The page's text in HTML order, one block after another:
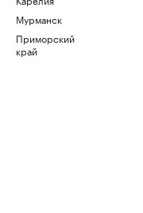
Мурманск
Приморский
край